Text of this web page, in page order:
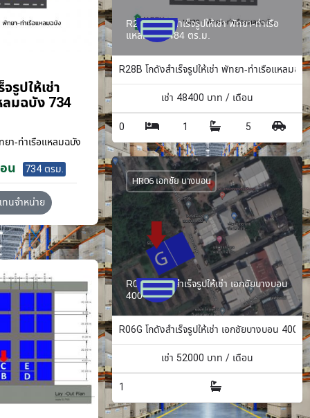
รูปให้เช่า
มฉบัง 734
า-ท่าเรือแหลมฉบัง
น 734 ตรม.
นจำหน่าย
R28B โกดังสำเร็จรูปให้เช่า พัทยา-ท่าเรือ
แหลมฉบัง 484 ตร.ม.
R28B โกดังสำเร็จรูปให้เช่า พัทยา-ท่าเรือแหลมฉ
เช่า 48400 บาท / เดือน
0
1 5
R06G โกดังสำเร็จรูปให้เช่า เอกชัยบางบอน
400 ตรม.
HR06 เอกชัย บางบอน
R06G โกดังสำเร็จรูปให้เช่า เอกชัยบางบอน 400
เช่า 52000 บาท / เดือน
1